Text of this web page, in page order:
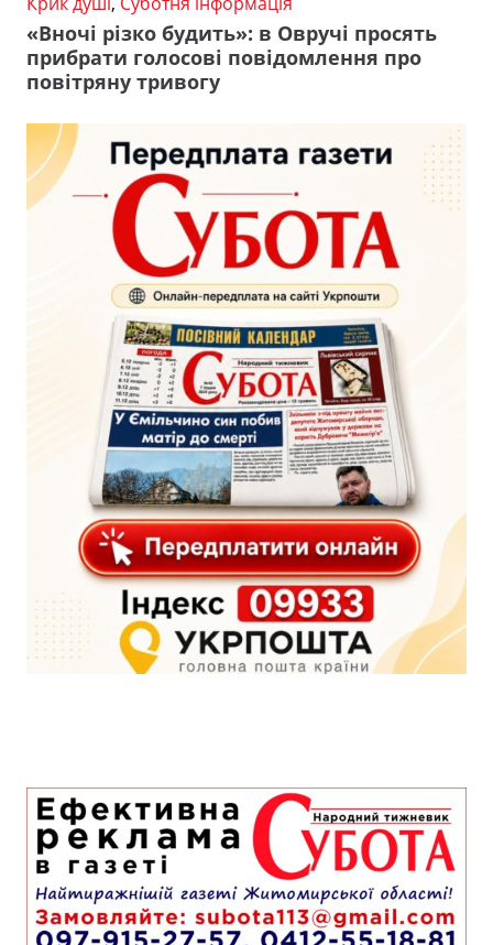
«Вночі різко будить»: в Овручі просять
прибрати голосові повідомлення про
повітряну тривогу